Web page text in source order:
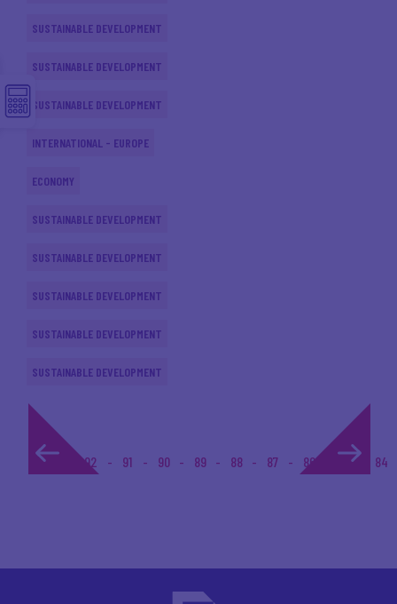
SUSTAINABLE DEVELOPMENT
SUSTAINABLE DEVELOPMENT
SUSTAINABLE DEVELOPMENT
INTERNATIONAL - EUROPE
ECONOMY
SUSTAINABLE DEVELOPMENT
SUSTAINABLE DEVELOPMENT
SUSTAINABLE DEVELOPMENT
SUSTAINABLE DEVELOPMENT
SUSTAINABLE DEVELOPMENT
1... 92 91 90 89 88 87 86 85 84